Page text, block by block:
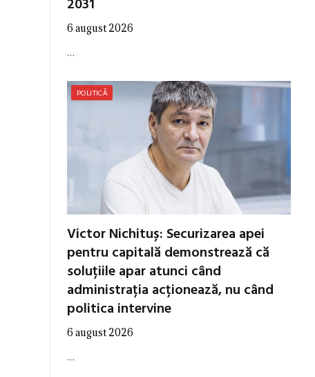
2031
6 august 2026
…
POLITICĂ
Victor Nichituș: Securizarea apei
pentru capitală demonstrează că
soluțiile apar atunci când
administrația acționează, nu când
politica intervine
6 august 2026
…